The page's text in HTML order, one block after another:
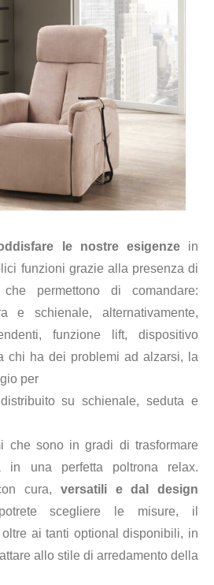
le nostre esigenze in
funzioni grazie alla presenza di
permettono di comandare:
e schienale, alternativamente,
funzione lift, dispositivo
chi ha dei problemi ad alzarsi, la
per
su schienale, seduta e
che sono in gradi di trasformare
in una perfetta poltrona relax.
cura, versatili e dal design
scegliere le misure, il
ai tanti optional disponibili, in
allo stile di arredamento della